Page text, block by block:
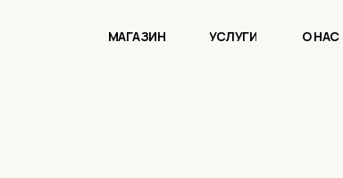
МАГАЗИН УСЛУГИ О НАС